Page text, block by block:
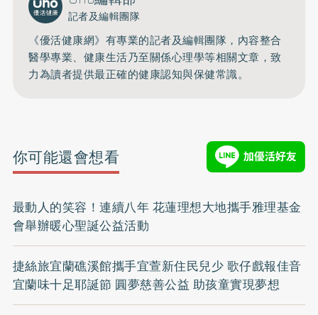
記者及編輯團隊
《優活健康網》有專業的記者及編輯團隊，內容整合
醫學專業、健康生活乃至關係心理學等相關文章，致
力為讀者提供最正確的健康認知與保健常識。
你可能還會想看
最動人的笑容！連續八年 花蓮理想大地攜手雅理基金
會舉辦暖心聖誕公益活動
捷絲旅宜蘭礁溪館攜手宜萱新住民兒少 歌仔戲報佳音
宜蘭味十足耶誕節 圓夢慈善公益 助孩童實現夢想